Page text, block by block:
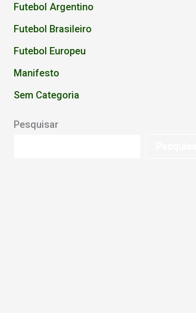
Futebol Argentino
Futebol Brasileiro
Futebol Europeu
Manifesto
Sem Categoria
Pesquisar